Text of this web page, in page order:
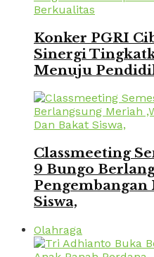
Konker PGRI
Sinergi
Menuju
Classmeeting
9 Bungo
Siswa,
Olahraga